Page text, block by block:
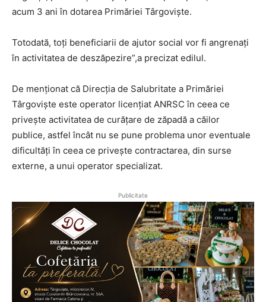
acum 3 ani în dotarea Primăriei Târgoviște.
Totodată, toți beneficiarii de ajutor social vor fi angrenați
în activitatea de deszăpezire”,a precizat edilul.
De menționat că Direcția de Salubritate a Primăriei
Târgoviște este operator licențiat ANRSC în ceea ce
privește activitatea de curățare de zăpadă a căilor
publice, astfel încât nu se pune problema unor eventuale
dificultăți în ceea ce privește contractarea, din surse
externe, a unui operator specializat.
Publicitate